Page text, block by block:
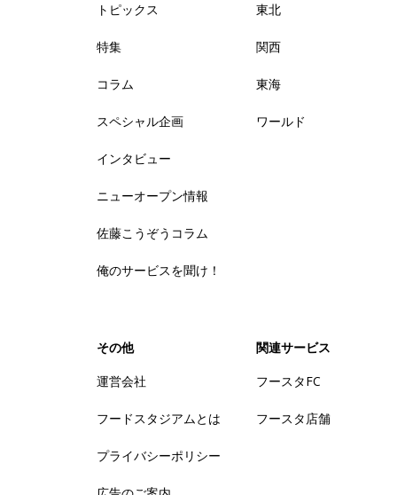
トピックス
特集
コラム
スペシャル企画
インタビュー
ニューオープン情報
佐藤こうぞうコラム
俺のサービスを聞け！
東北
関西
東海
ワールド
その他
運営会社
フードスタジアムとは
プライバシーポリシー
関連サービス
フースタFC
フースタ店舗